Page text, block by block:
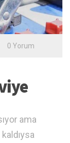
0 Yorum
ama